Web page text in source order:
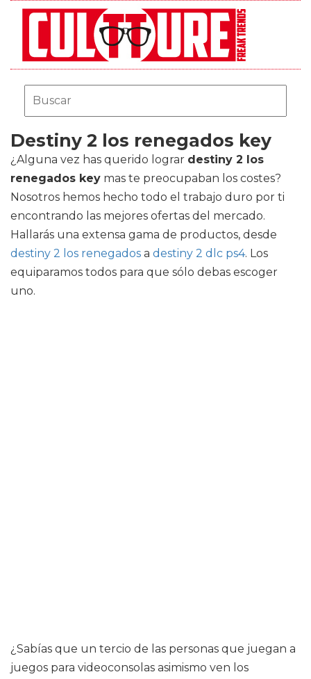
Destiny 2 los renegados key
¿Alguna vez has querido lograr destiny 2 los
renegados key mas te preocupaban los costes?
Nosotros hemos hecho todo el trabajo duro por ti
encontrando las mejores ofertas del mercado.
Hallarás una extensa gama de productos, desde
destiny 2 los renegados a destiny 2 dlc ps4. Los
equiparamos todos para que sólo debas escoger
uno.
¿Sabías que un tercio de las personas que juegan a
juegos para videoconsolas asimismo ven los